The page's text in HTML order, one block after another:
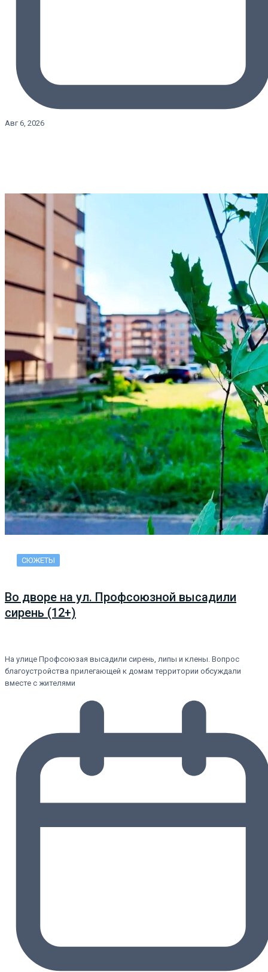
Авг 6, 2026
СЮЖЕТЫ
Во дворе на ул. Профсоюзной высадили
сирень (12+)
На улице Профсоюзая высадили сирень, липы и клены. Вопрос
благоустройства прилегающей к домам территории обсуждали
вместе с жителями